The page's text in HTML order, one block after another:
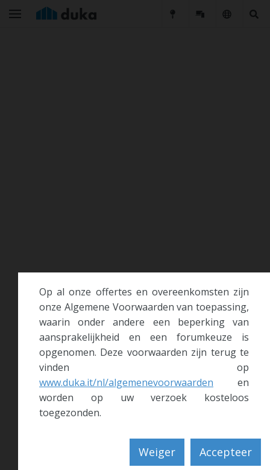
Op al onze offertes en overeenkomsten zijn
onze Algemene Voorwaarden van toepassing,
waarin onder andere een beperking van
aansprakelijkheid en een forumkeuze is
opgenomen. Deze voorwaarden zijn terug te
vinden op
www.duka.it/nl/algemenevoorwaarden en
worden op uw verzoek kosteloos
toegezonden.
Weiger Accepteer